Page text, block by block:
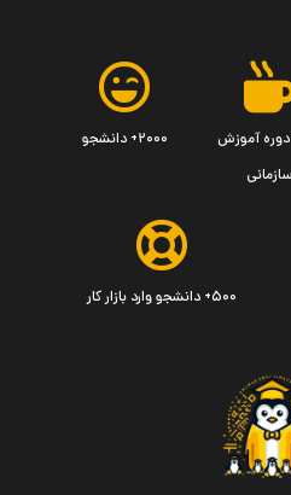
دوره آموزش
سازمانی
۲۰۰۰+ دانشجو
۵۰۰+ دانشجو وارد بازار کار